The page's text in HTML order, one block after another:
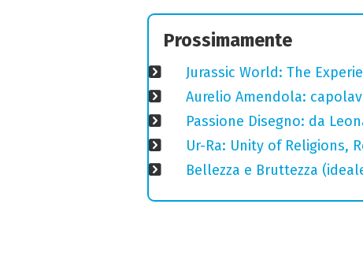
Prossimamente
Jurassic World: The
Aurelio Amendola:
Passione Disegno: da
Ur-Ra: Unity of Religions,
Bellezza e Bruttezza